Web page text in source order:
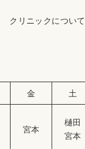
クリニックについて
金 土
宮本
樋田
宮本